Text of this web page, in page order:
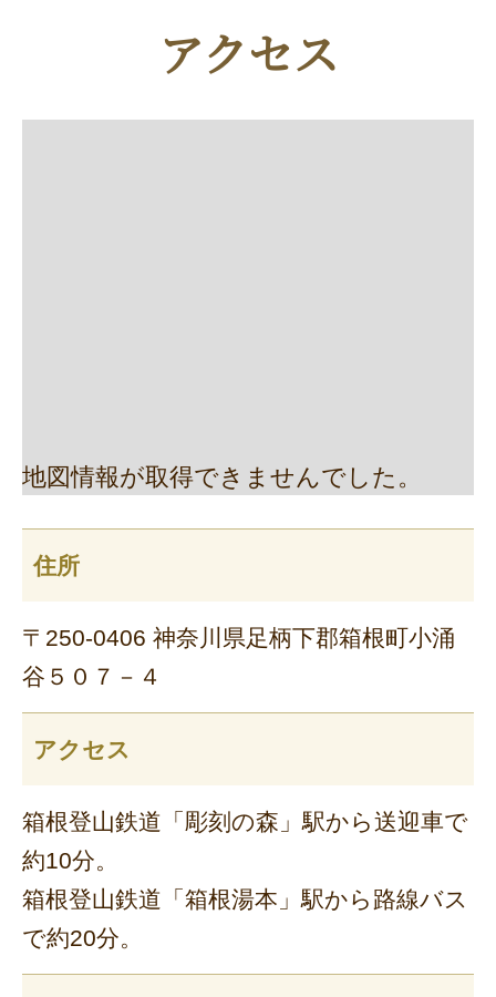
アクセス
地図情報が取得できませんでした。
住所
〒250-0406 神奈川県足柄下郡箱根町小涌
谷５０７－４
アクセス
箱根登山鉄道「彫刻の森」駅から送迎車で
約10分。
箱根登山鉄道「箱根湯本」駅から路線バス
で約20分。